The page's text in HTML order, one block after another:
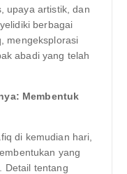
upaya artistik, dan
berbagai
mengeksplorasi
abadi yang telah
Membentuk
di kemudian hari,
yang
Detail tentang